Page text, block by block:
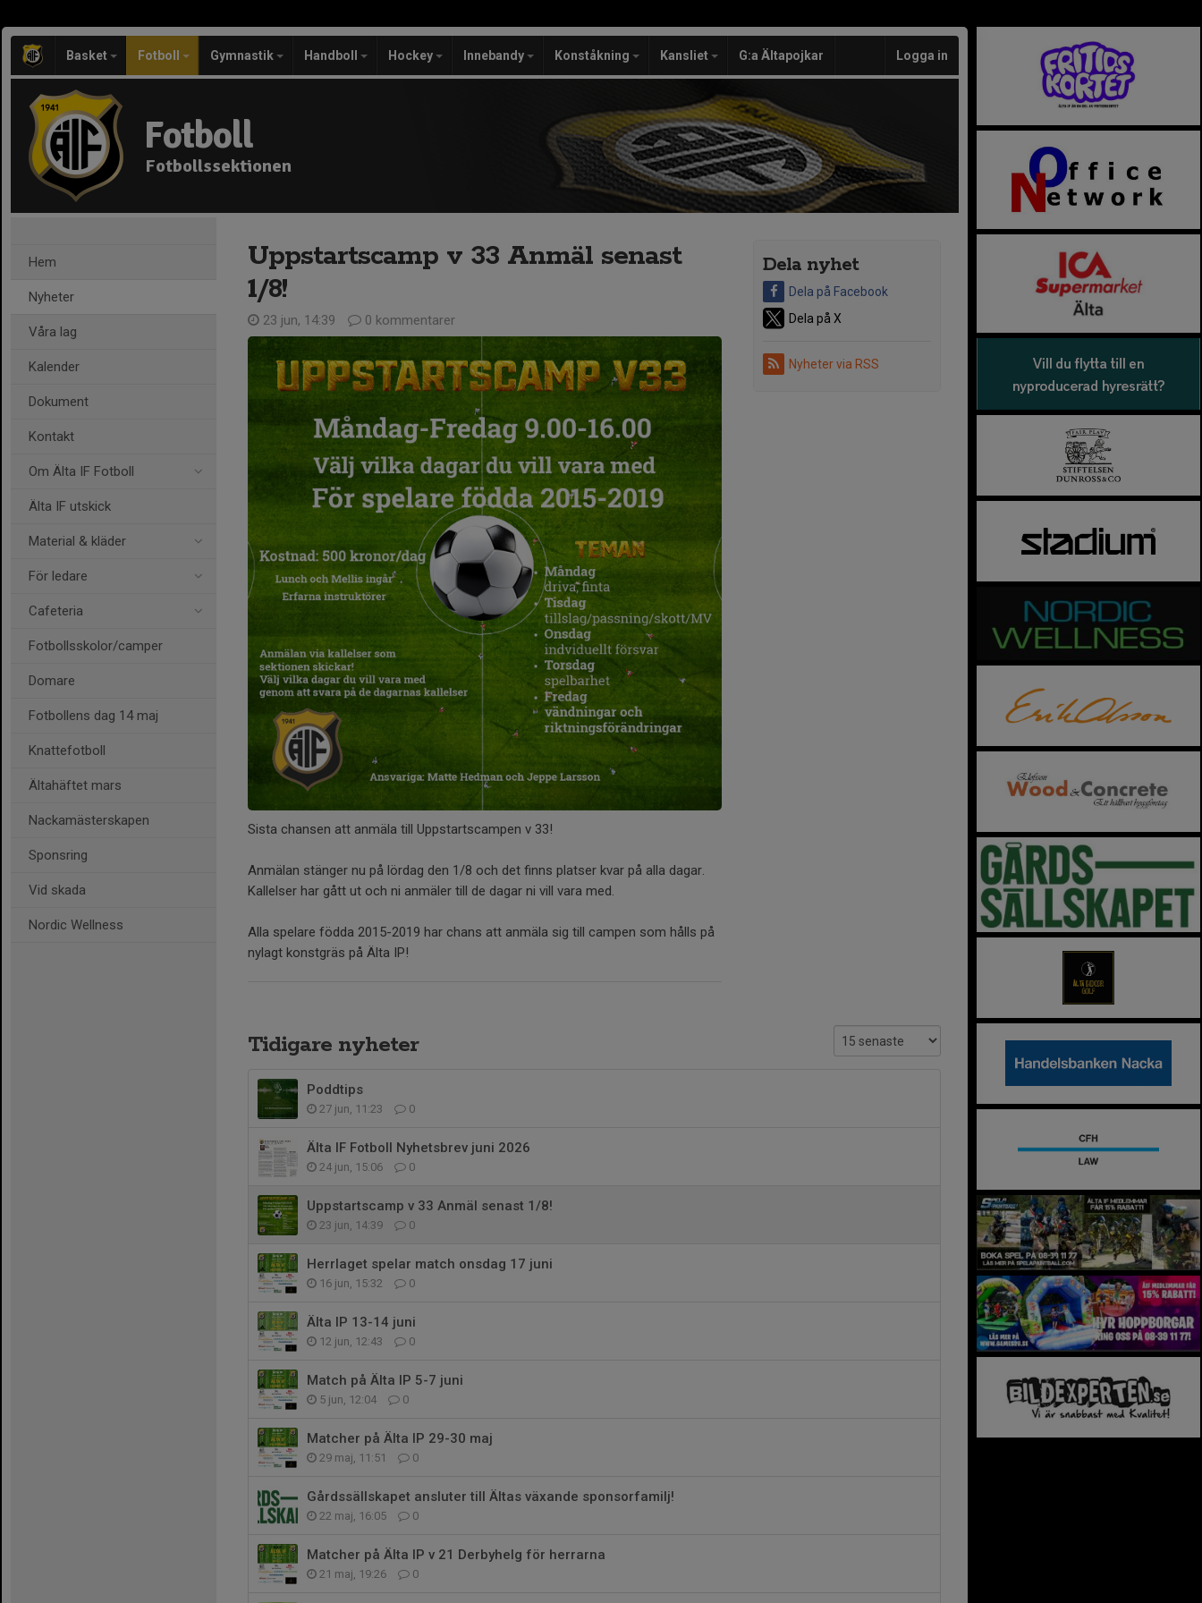
Basket Fotboll Gymnastik Handboll Hockey Innebandy Konståkning Kansliet G:a Ältapojkar Logga in
Fotboll
Fotbollssektionen
Hem
Nyheter
Våra lag
Kalender
Dokument
Kontakt
Om Älta IF Fotboll
Älta IF utskick
Material & kläder
För ledare
Cafeteria
Fotbollsskolor/camper
Domare
Fotbollens dag 14 maj
Knattefotboll
Ältahäftet mars
Nackamästerskapen
Sponsring
Vid skada
Nordic Wellness
Dela nyhet
Dela på Facebook
Dela på X
Nyheter via RSS
Uppstartscamp v 33 Anmäl senast
1/8!
23 jun, 14:39 0 kommentarer
Sista chansen att anmäla till Uppstartscampen v 33!
Anmälan stänger nu på lördag den 1/8 och det finns platser kvar på alla dagar.
Kallelser har gått ut och ni anmäler till de dagar ni vill vara med.
Alla spelare födda 2015-2019 har chans att anmäla sig till campen som hålls på
nylagt konstgräs på Älta IP!
Tidigare nyheter
Poddtips
27 jun, 11:23 0
Älta IF Fotboll Nyhetsbrev juni 2026
24 jun, 15:06 0
Uppstartscamp v 33 Anmäl senast 1/8!
23 jun, 14:39 0
Herrlaget spelar match onsdag 17 juni
16 jun, 15:32 0
Älta IP 13-14 juni
12 jun, 12:43 0
Match på Älta IP 5-7 juni
5 jun, 12:04 0
Matcher på Älta IP 29-30 maj
29 maj, 11:51 0
Gårdssällskapet ansluter till Ältas växande sponsorfamilj!
22 maj, 16:05 0
Matcher på Älta IP v 21 Derbyhelg för herrarna
21 maj, 19:26 0